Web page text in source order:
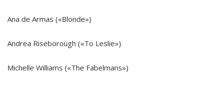
Ana de Armas («Blonde»)
Andrea Riseborough («To Leslie»)
Michelle Williams («The Fabelmans»)